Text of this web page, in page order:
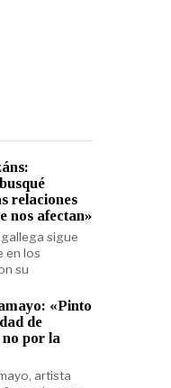
relaciones
nos afectan»
sigue
en los
su
«Pinto
de
no por la
artista